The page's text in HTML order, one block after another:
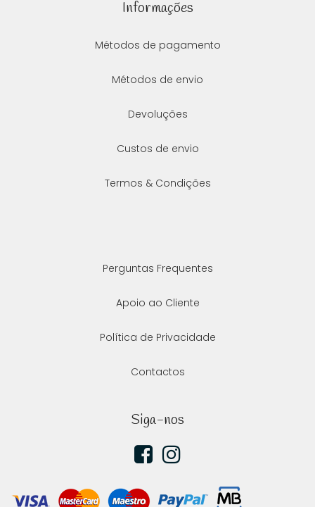
Informações
Métodos de pagamento
Métodos de envio
Devoluções
Custos de envio
Termos & Condições
Perguntas Frequentes
Apoio ao Cliente
Política de Privacidade
Contactos
Siga-nos